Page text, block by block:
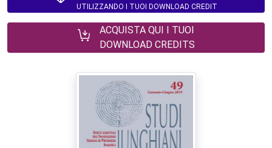
UTILIZZANDO I TUOI DOWNLOAD CREDIT
ACQUISTA QUI I TUOI
DOWNLOAD CREDITS